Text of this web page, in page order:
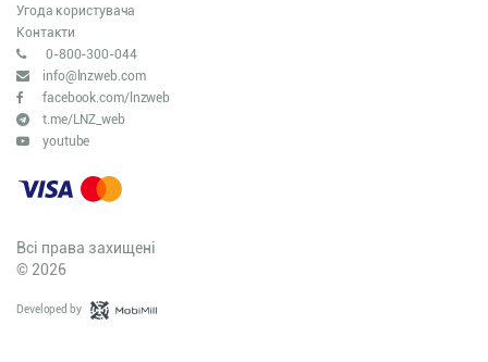
Угода користувача
Контакти
0-800-300-044
info@lnzweb.com
facebook.com/lnzweb
t.me/LNZ_web
youtube
Всі права захищені
© 2026
Developed by